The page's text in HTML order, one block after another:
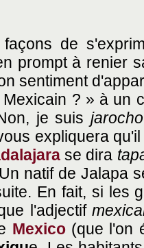
de
prompt à renier
sentiment
Mexicain ? » à un
je suis jarocho
expliquera
se dira
natif de Jalapa
En fait, si les
l'adjectif
Mexico(que l'on